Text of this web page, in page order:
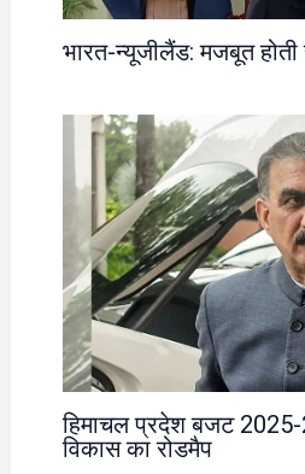
भारत-न्यूजीलैंड: मजबूत होती
हिमाचल प्रदेश बजट
विकास का रोडमैप